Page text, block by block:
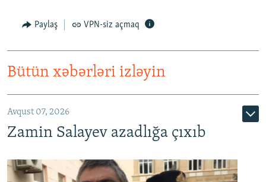
Paylaş VPN-siz açmaq
Bütün xəbərləri izləyin
Avqust 07, 2026
Zamin Salayev azadlığa çıxıb